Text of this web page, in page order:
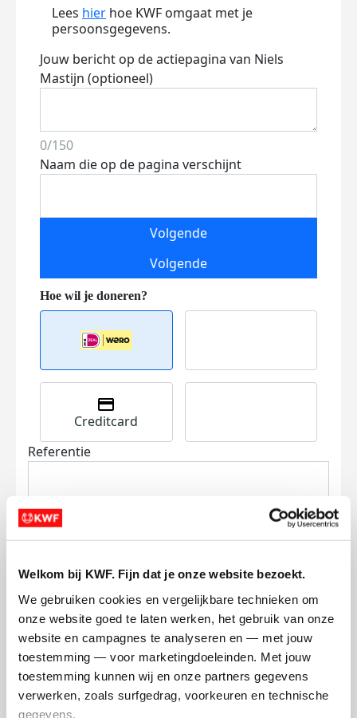
Welkom bij KWF. Fijn dat je onze website bezoekt.
We gebruiken cookies en vergelijkbare technieken om
onze website goed te laten werken, het gebruik van onze
website en campagnes te analyseren en — met jouw
toestemming — voor marketingdoeleinden. Met jouw
toestemming kunnen wij en onze partners gegevens
verwerken, zoals surfgedrag, voorkeuren en technische
gegevens.
Lees hier hoe KWF omgaat met je
persoonsgegevens.
Jouw bericht op de actiepagina van Niels
Mastijn (optioneel)
0/150
Naam die op de pagina verschijnt
Volgende
Volgende
Creditcard
Referentie
Ik wil bijdragen aan de transactiekosten
en betaal €0.75 extra.
Doneer nu